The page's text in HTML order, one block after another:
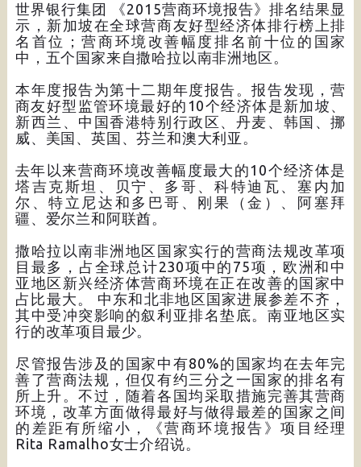
世界银行集团 《2015营商环境报告》排名结果显
示，新加坡在全球营商友好型经济体排行榜上排
名首位；营商环境改善幅度排名前十位的国家
中，五个国家来自撒哈拉以南非洲地区。
本年度报告为第十二期年度报告。报告发现，营
商友好型监管环境最好的10个经济体是新加坡、
新西兰、中国香港特别行政区、丹麦、韩国、挪
威、美国、英国、芬兰和澳大利亚。
去年以来营商环境改善幅度最大的10个经济体是
塔吉克斯坦、贝宁、多哥、科特迪瓦、塞内加
尔、特立尼达和多巴哥、刚果（金）、阿塞拜
疆、爱尔兰和阿联酋。
撒哈拉以南非洲地区国家实行的营商法规改革项
目最多，占全球总计230项中的75项，欧洲和中
亚地区新兴经济体营商环境在正在改善的国家中
占比最大。 中东和北非地区国家进展参差不齐，
其中受冲突影响的叙利亚排名垫底。南亚地区实
行的改革项目最少。
尽管报告涉及的国家中有80%的国家均在去年完
善了营商法规，但仅有约三分之一国家的排名有
所上升。不过，随着各国均采取措施完善其营商
环境，改革方面做得最好与做得最差的国家之间
的差距有所缩小，《营商环境报告》项目经理
Rita Ramalho女士介绍说。